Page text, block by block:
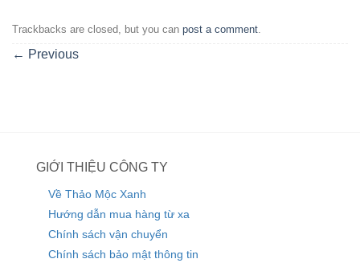
Trackbacks are closed, but you can post a comment
← Previous
GIỚI THIỆU CÔNG TY
Về Thảo Mộc Xanh
Hướng dẫn mua hàng từ xa
Chính sách vận chuyển
Chính sách bảo mật thông tin